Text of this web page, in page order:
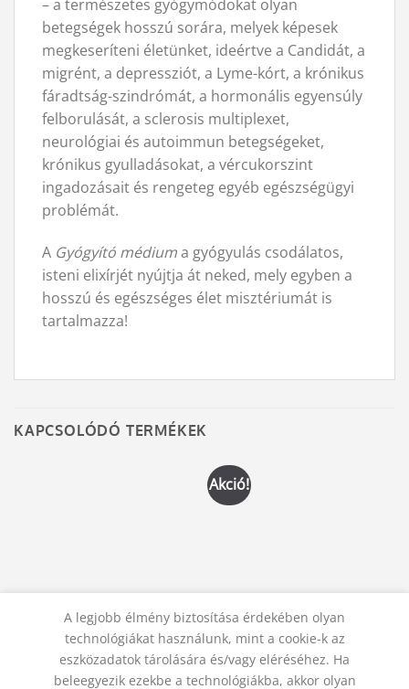
– a természetes gyógymódokat olyan
betegségek hosszú sorára, melyek képesek
megkeseríteni életünket, ideértve a Candidát, a
migrént, a depressziót, a Lyme-kórt, a krónikus
fáradtság-szindrómát, a hormonális egyensúly
felborulását, a sclerosis multiplexet,
neurológiai és autoimmun betegségeket,
krónikus gyulladásokat, a vércukorszint
ingadozásait és rengeteg egyéb egészségügyi
problémát.
A Gyógyító médiuma gyógyulás csodálatos,
isteni elixírjét nyújtja át neked, mely egyben a
hosszú és egészséges élet misztériumát is
tartalmazza!
KAPCSOLÓDÓ TERMÉKEK
SPIRITUÁLIS TANÍTÁSOK, ÚTMUTATÁSOK
Bach virágterápia
KOSÁRBA TESZEM
Akció!
3 990Ft Original
price
was:
3
3 800FtCurrent
price
is:
3
KOSÁRBA TESZEM
A legjobb élmény biztosítása érdekében olyan
technológiákat használunk, mint a cookie-k az
eszközadatok tárolására és/vagy eléréséhez. Ha
beleegyezik ezekbe a technológiákba, akkor olyan